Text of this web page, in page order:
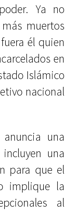
Ya no
muertos
él quien
en
Islámico
nacional
una
una
para que el
implique la
al